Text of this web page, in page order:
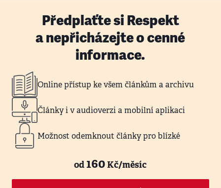
Předplaťte si Respekt
a nepřicházejte o cenné
informace.
Online přístup ke všem článkům a archivu
Články i v audioverzi a mobilní aplikaci
Možnost odemknout články pro blízké
od160Kč/měsíc